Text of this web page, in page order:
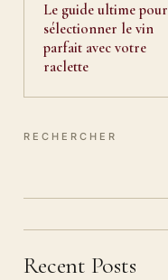
Le guide ultime pour
sélectionner le vin
parfait avec votre
raclette
RECHERCHER
Recent Posts